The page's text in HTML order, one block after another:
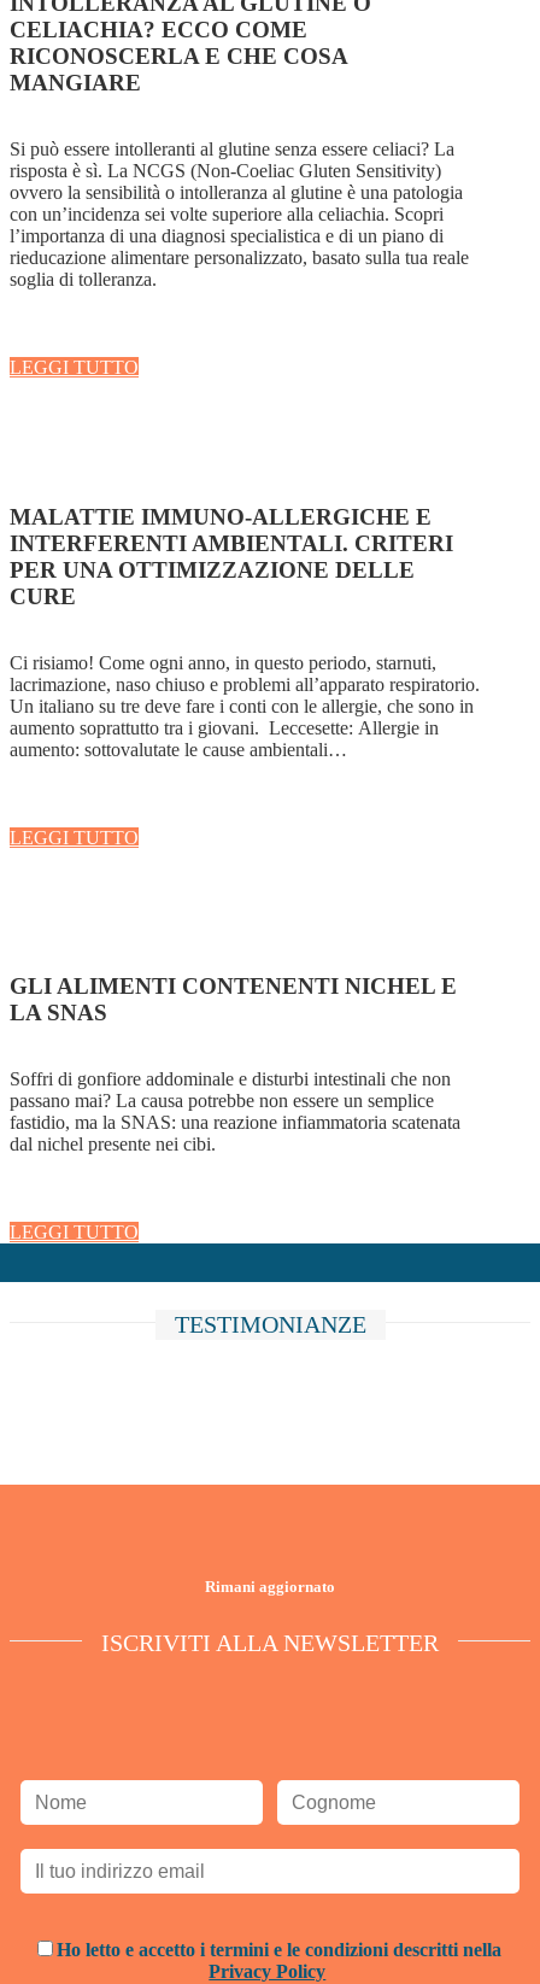
CELIACHIA? ECCO COME
RICONOSCERLA E CHE COSA
MANGIARE
Si può essere intolleranti al glutine senza essere celiaci? La
risposta è sì. La NCGS (Non-Coeliac Gluten Sensitivity)
ovvero la sensibilità o intolleranza al glutine è una patologia
con un’incidenza sei volte superiore alla celiachia. Scopri
l’importanza di una diagnosi specialistica e di un piano di
rieducazione alimentare personalizzato, basato sulla tua reale
soglia di tolleranza.
LEGGI TUTTO
MALATTIE IMMUNO-ALLERGICHE E
INTERFERENTI AMBIENTALI. CRITERI
PER UNA OTTIMIZZAZIONE DELLE
CURE
Ci risiamo! Come ogni anno, in questo periodo, starnuti,
lacrimazione, naso chiuso e problemi all’apparato respiratorio.
Un italiano su tre deve fare i conti con le allergie, che sono in
aumento soprattutto tra i giovani. Leccesette: Allergie in
aumento: sottovalutate le cause ambientali…
LEGGI TUTTO
GLI ALIMENTI CONTENENTI NICHEL E
LA SNAS
Soffri di gonfiore addominale e disturbi intestinali che non
passano mai? La causa potrebbe non essere un semplice
fastidio, ma la SNAS: una reazione infiammatoria scatenata
dal nichel presente nei cibi.
LEGGI TUTTO
TESTIMONIANZE
Rimani aggiornato
ISCRIVITI ALLA NEWSLETTER
Ho letto e accetto i termini e le condizioni descritti nella
Privacy Policy